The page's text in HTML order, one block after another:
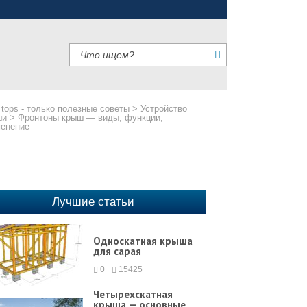
tops - только полезные советы > Устройство
> Фронтоны крыш — виды, функции,
Лучшие статьи
Односкатная крыша
для сарая
0 15425
Четырехскатная